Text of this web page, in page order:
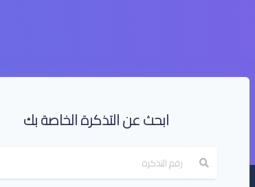
ابحث عن التذكرة الخاصة بك